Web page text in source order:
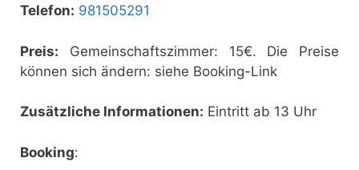
Telefon: 981505291
Preis: Gemeinschaftszimmer: 15€. Die Preise
können sich ändern: siehe Booking-Link
Zusätzliche Informationen: Eintritt ab 13 Uhr
Booking: